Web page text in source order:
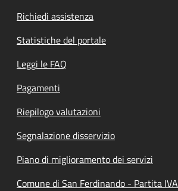
Richiedi assistenza
Statistiche del portale
Leggi le FAQ
Pagamenti
Riepilogo valutazioni
Segnalazione disservizio
Piano di miglioramento dei servizi
Comune di San Ferdinando - Partita IVA